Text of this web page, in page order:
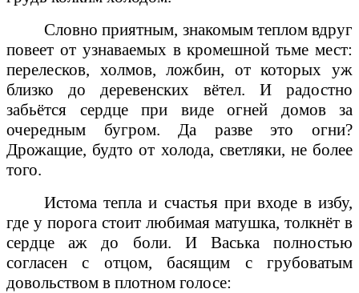
Словно приятным, знакомым теплом вдруг
повеет от узнаваемых в кромешной тьме мест:
перелесков, холмов, ложбин, от которых уж
близко до деревенских вётел. И радостно
забьётся сердце при виде огней домов за
очередным бугром. Да разве это огни?
Дрожащие, будто от холода, светляки, не более
того.
Истома тепла и счастья при входе в избу,
где у порога стоит любимая матушка, толкнёт в
сердце аж до боли. И Васька полностью
согласен с отцом, басящим с грубоватым
довольством в плотном голосе: